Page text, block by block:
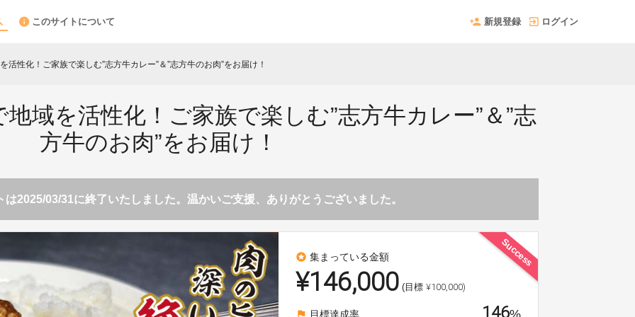
このサイトについて 新規登録 ログイン
活性化！ご家族で楽しむ”志方牛カレー”＆”志方牛のお肉”をお届け！
域を活性化！ご家族で楽しむ”志方牛カレー”＆”志
方牛のお肉”をお届け！
は2025/03/31に終了いたしました。温かいご支援、ありがとうございました。
Success
stars 集まっている金額
¥146,000 (目標 ¥100,000)
flag 目標達成率 146%